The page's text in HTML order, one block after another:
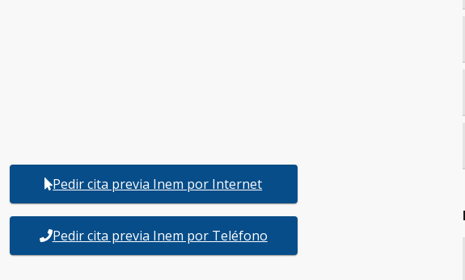
Pedir cita previa Inem por Internet
Pedir cita previa Inem por Teléfono